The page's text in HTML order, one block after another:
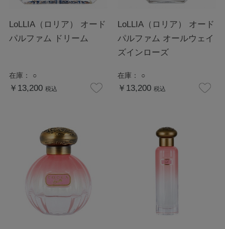
LoLLIA（ロリア） オード
パルファム ドリーム
在庫： ○
￥13,200 税込
LoLLIA（ロリア） オード
パルファム オールウェイ
ズインローズ
在庫： ○
￥13,200 税込